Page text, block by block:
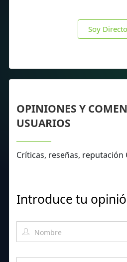
Soy
OPINIONES Y
USUARIOS
Críticas, reseñas, reputación
Introduce tu